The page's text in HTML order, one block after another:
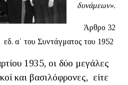
δυνάμεων».
Άρθρο 32
εδ. α΄ του Συντάγματος του 1952
1935, οι δύο μεγάλες
και βασιλόφρονες, είτε